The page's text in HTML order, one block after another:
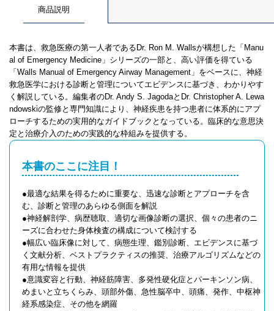
商品説明
本書は、救急医療の第一人者であるDr. Ron M. Wallsが構想した「Manu
al of Emergency Medicine」シリーズの一部と、高い評価を得ている
「Walls Manual of Emergency Airway Management」をベースに、神経
救急医学における診断と管理についてエビデンスに基づき、わかりやす
く解説している。編集者のDr. Andy S. JagodaとDr. Christopher A. Lewa
ndowskiの監修と専門知識により、神経疾患を持つ患者に体系的にアプ
ローチするための実用的なガイドブックとなっている。臨床的な意思決
定と治療介入のための実践的な枠組みを提供する。
本書のここに注目！
●最適な結果を得るために重要な、迅速な診断とアプローチを含
む、診断と管理のあらゆる側面を解説
●神経解剖学、病歴聴取、適切な画像診断の選択、個々の患者のニ
ーズに合わせた身体検査の構成について検討する
●幅広い臨床像に対して、病態生理、鑑別診断、エビデンスに基づ
く文献分析、ベストプラクティスの推奨、治療アルゴリズムなどの
有用な情報を提供
●意識変容と行動、神経筋障害、多発性硬化症とパーキンソン病、
めまいと立ちくらみ、頭部外傷、急性脳卒中、頭痛、発作、中枢神
経系感染症、その他を網羅